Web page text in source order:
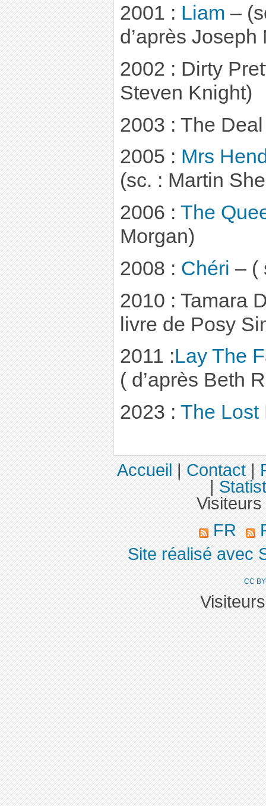
2001 : Liam –
d’après
2002 : Dirty
Steven Knight)
2003 : The
2005 : Mrs
(sc. : Martin
2006 : The
Morgan)
2008 : Chéri – (
2010 : Tamara
livre de Posy
2011 :Lay The
( d’après Beth
2023 : The Lost
Accueil|Contact|
|
FR
Site réalisé avec
CC